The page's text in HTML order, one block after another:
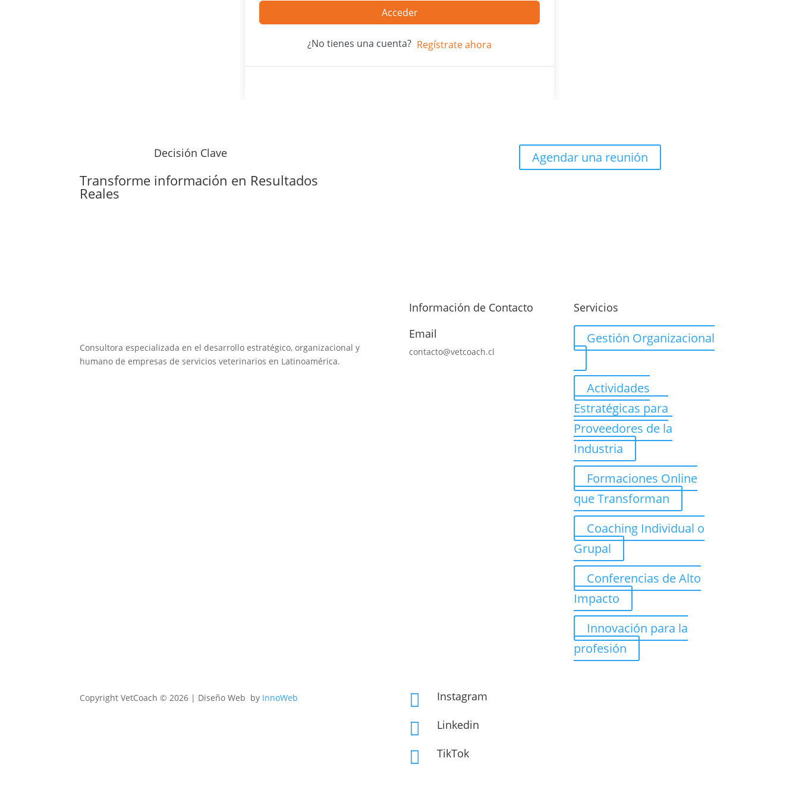
Acceder
¿No tienes una cuenta? Regístrate ahora
Decisión Clave
Transforme información en Resultados
Reales
Agendar una reunión
Consultora especializada en el desarrollo estratégico, organizacional y
humano de empresas de servicios veterinarios en Latinoamérica.
Información de Contacto
Email
contacto@vetcoach.cl
Servicios
Gestión Organizacional
Actividades
Estratégicas para
Proveedores de la
Industria
Formaciones Online
que Transforman
Coaching Individual o
Grupal
Conferencias de Alto
Impacto
Innovación para la
profesión
Copyright VetCoach © 2026 | Diseño Web by InnoWeb  Instagram
 Linkedin
 TikTok